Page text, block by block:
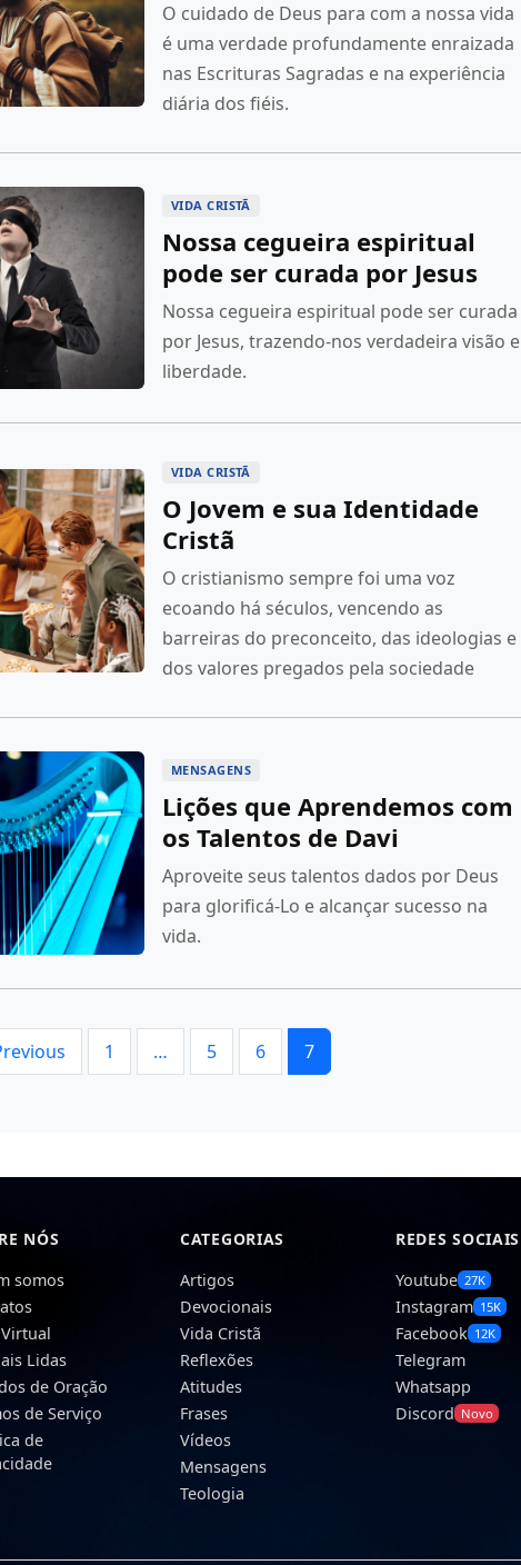
O cuidado de Deus para com a nossa vida
é uma verdade profundamente enraizada
nas Escrituras Sagradas e na experiência
diária dos fiéis.
VIDA CRISTÃ
Nossa cegueira espiritual
pode ser curada por Jesus
Nossa cegueira espiritual pode ser curada
por Jesus, trazendo-nos verdadeira visão e
liberdade.
VIDA CRISTÃ
O Jovem e sua Identidade
Cristã
O cristianismo sempre foi uma voz
ecoando há séculos, vencendo as
barreiras do preconceito, das ideologias e
dos valores pregados pela sociedade
MENSAGENS
Lições que Aprendemos com
os Talentos de Davi
Aproveite seus talentos dados por Deus
para glorificá-Lo e alcançar sucesso na
vida.
1 … 5 6 7
NÓS
somos
Lidas
de Oração
de Serviço
de
CATEGORIAS
Artigos
Devocionais
Vida Cristã
Reflexões
Atitudes
Frases
Vídeos
Mensagens
Teologia
REDES SOCIAIS
Youtube 27K
Instagram 15K
Facebook 12K
Telegram
Whatsapp
Discord Novo